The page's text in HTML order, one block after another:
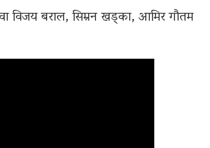
विजय बराल, सिम्रन खड्का, आमिर गौतम